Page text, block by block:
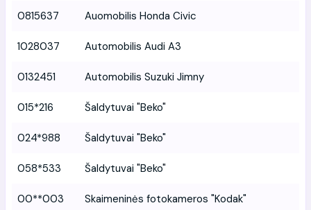
0815637 Auomobilis Honda Civic
1028037 Automobilis Audi A3
0132451 Automobilis Suzuki Jimny
015*216 Šaldytuvai "Beko"
024*988 Šaldytuvai "Beko"
058*533 Šaldytuvai "Beko"
00**003 Skaimeninės fotokameros "Kodak"